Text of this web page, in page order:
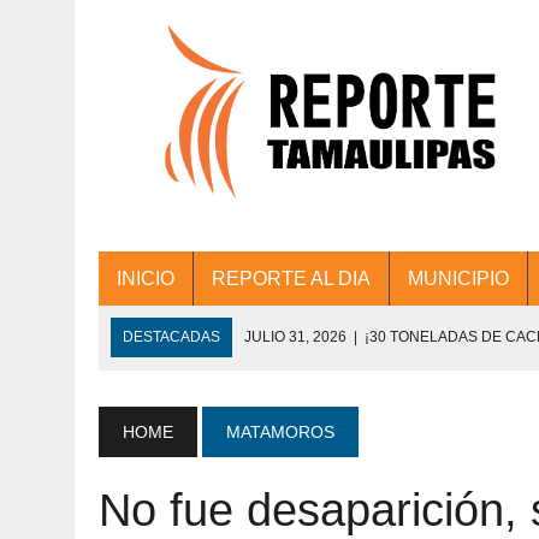
INICIO REPORTE AL DIA MUNICIPIO
DESTACADAS JULIO 31, 2026 | ¡30 TONELADAS DE
JULIO 30, 2026 | 💧🚰 ¡AGUA PARA LA COMUNIDAD!
JULIO 30, 2026 ¡TRABAJO EN EQUIPO Y RESULTADOS!
HOME MATAMOROS
No fue desaparición,